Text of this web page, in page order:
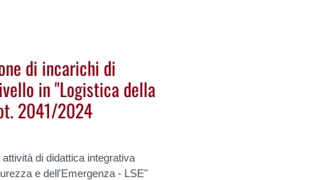
di incarichi di
in "Logistica della
2041/2024
di didattica integrativa
e dell'Emergenza - LSE"